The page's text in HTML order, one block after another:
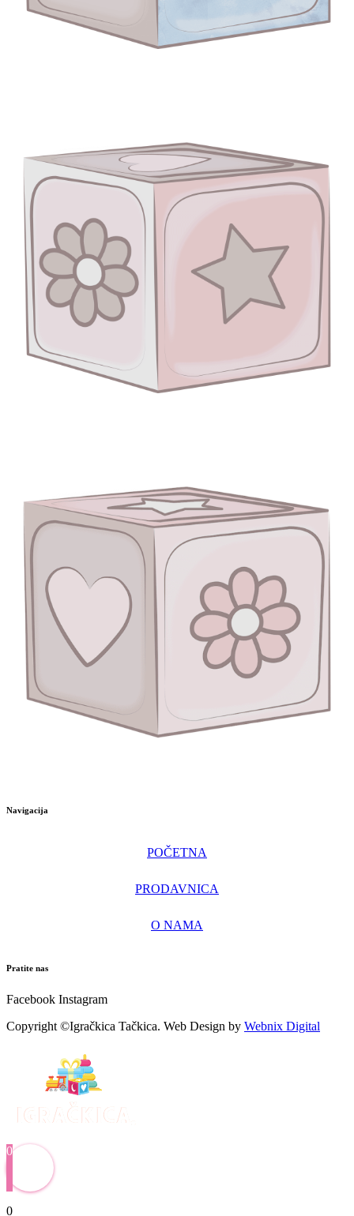
Navigacija
POČETNA
PRODAVNICA
O NAMA
Pratite nas
Facebook Instagram
Copyright ©Igračkica Tačkica. Web Design by Webnix Digital
0
0